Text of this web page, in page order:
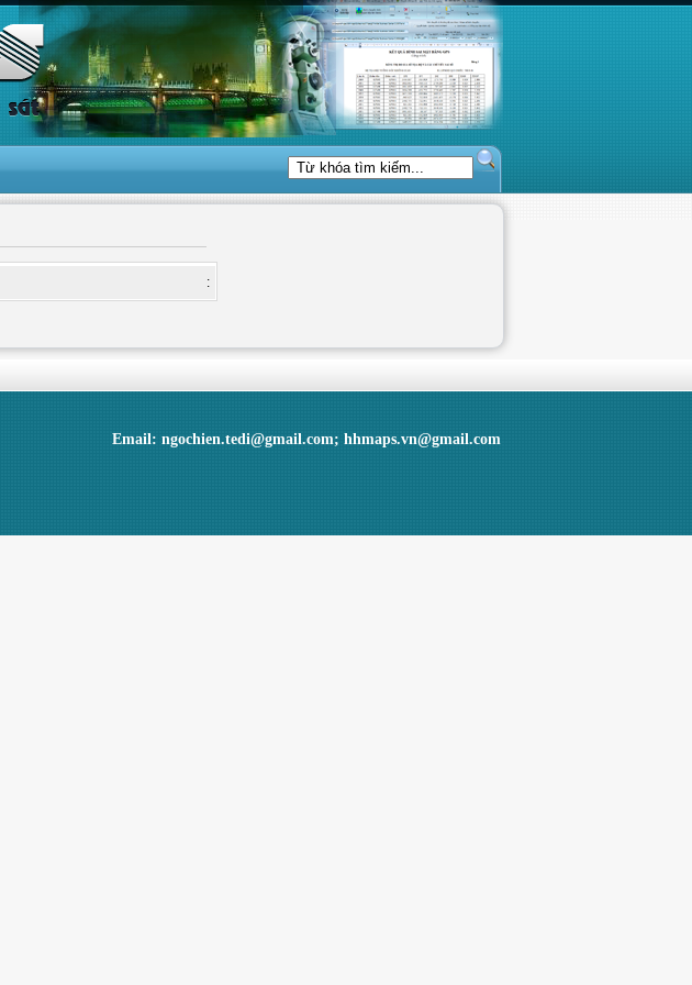
:
Email: ngochien.tedi@gmail.com; hhmaps.vn@gmail.com